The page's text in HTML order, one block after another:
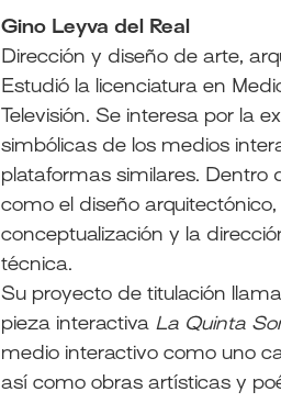
Gino Leyva del Real
Dirección y diseño de arte,
Estudió la licenciatura en
Televisión. Se interesa por la
simbólicas de los medios
plataformas similares. Dentro
como el diseño
conceptualización y la
técnica.
Su proyecto de titulación
pieza interactiva La Quinta
medio interactivo como uno
así como obras artísticas y